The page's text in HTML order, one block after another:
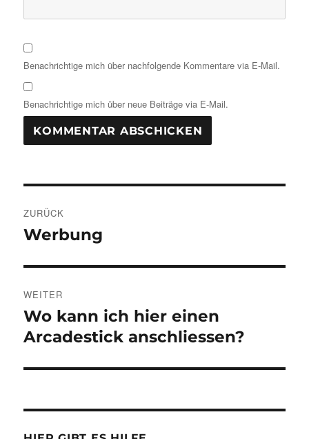
Benachrichtige mich über nachfolgende Kommentare via E-Mail.
Benachrichtige mich über neue Beiträge via E-Mail.
ZURÜCK
Vorheriger
Werbung
WEITER
Nächster
Beitrag:
Wo kann ich hier einen
Arcadestick anschliessen?